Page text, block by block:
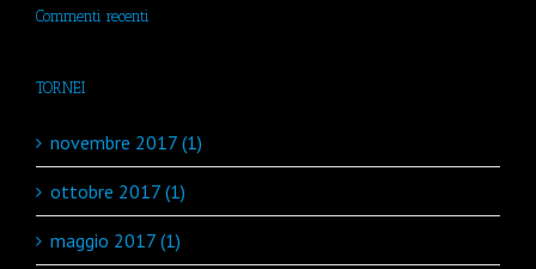
Commenti recenti
TORNEI
novembre 2017 (1)
ottobre 2017 (1)
maggio 2017 (1)